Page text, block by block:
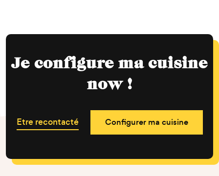
Je configure ma cuisine
now !
Etre recontacté Configurer ma cuisine